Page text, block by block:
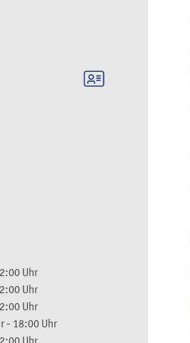
Uhr
Uhr
Uhr
- 18:00 Uhr
Uhr